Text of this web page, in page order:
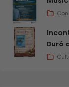
Buró